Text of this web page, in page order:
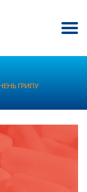
ГРИПУ